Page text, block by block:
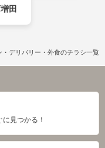
田
・デリバリー・外食のチラシ一覧
見つかる！